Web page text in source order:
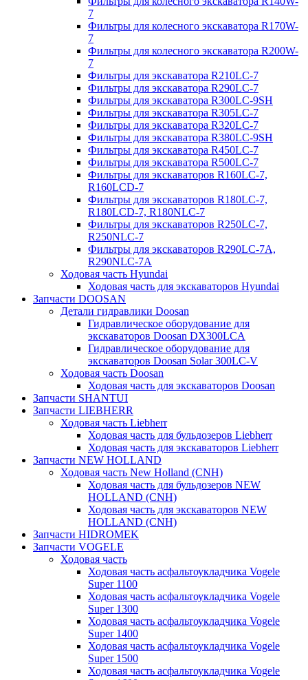
7
Фильтры для колесного экскаватора R170W-
7
Фильтры для колесного экскаватора R200W-
7
Фильтры для экскаватора R210LC-7
Фильтры для экскаватора R290LC-7
Фильтры для экскаватора R300LC-9SH
Фильтры для экскаватора R305LC-7
Фильтры для экскаватора R320LC-7
Фильтры для экскаватора R380LC-9SH
Фильтры для экскаватора R450LC-7
Фильтры для экскаватора R500LC-7
Фильтры для экскаваторов R160LC-7,
R160LCD-7
Фильтры для экскаваторов R180LC-7,
R180LCD-7, R180NLC-7
Фильтры для экскаваторов R250LC-7,
R250NLC-7
Фильтры для экскаваторов R290LC-7A,
R290NLC-7A
Ходовая часть Hyundai
Ходовая часть для экскаваторов Hyundai
Запчасти DOOSAN
Детали гидравлики Doosan
Гидравлическое оборудование для
экскаваторов Doosan DX300LCA
Гидравлическое оборудование для
экскаваторов Doosan Solar 300LC-V
Ходовая часть Doosan
Ходовая часть для экскаваторов Doosan
Запчасти SHANTUI
Запчасти LIEBHERR
Ходовая часть Liebherr
Ходовая часть для бульдозеров Liebherr
Ходовая часть для экскаваторов Liebherr
Запчасти NEW HOLLAND
Ходовая часть New Holland (CNH)
Ходовая часть для бульдозеров NEW
HOLLAND (CNH)
Ходовая часть для экскаваторов NEW
HOLLAND (CNH)
Запчасти HIDROMEK
Запчасти VOGELE
Ходовая часть
Ходовая часть асфальтоукладчика Vogele
Super 1100
Ходовая часть асфальтоукладчика Vogele
Super 1300
Ходовая часть асфальтоукладчика Vogele
Super 1400
Ходовая часть асфальтоукладчика Vogele
Super 1500
Ходовая часть асфальтоукладчика Vogele